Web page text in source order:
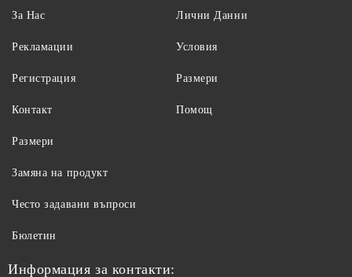
За Нас
Рекламации
Регистрация
Контакт
Лични Данни
Условия
Размери
Помощ
Размери
Замяна на продукт
Често задавани въпроси
Бюлетин
Информация за контакти: